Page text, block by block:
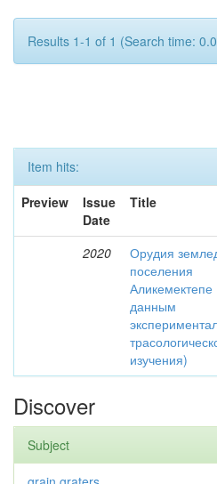
Results 1-1 of 1 (Search time:
Item hits:
Preview
Issue
Date
Title
2020
Орудия
поселения
Аликемектепе
данным
изучения)
Discover
Subject